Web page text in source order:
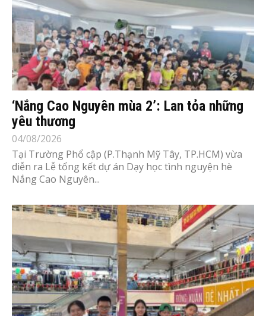
‘Nắng Cao Nguyên mùa 2’: Lan tỏa những
yêu thương
04/08/2026
Tại Trường Phổ cập (P.Thạnh Mỹ Tây, TP.HCM) vừa
diễn ra Lễ tổng kết dự án Dạy học tình nguyện hè
Nắng Cao Nguyên...